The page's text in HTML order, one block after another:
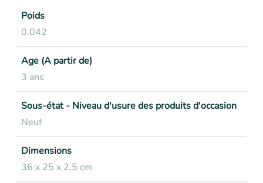
Poids
0.042
Age (A partir de)
3 ans
Sous-état - Niveau d'usure des produits d'occasion
Neuf
Dimensions
36 x 25 x 2,5 cm